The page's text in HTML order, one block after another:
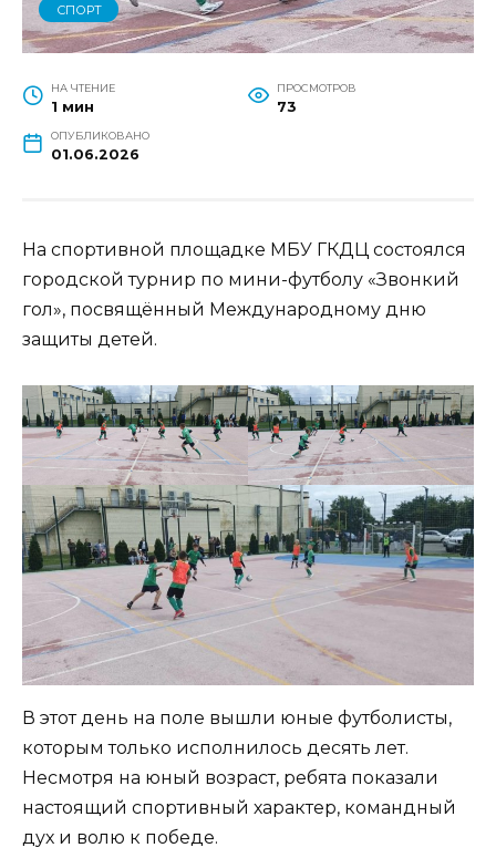
СПОРТ
НА ЧТЕНИЕ
1 мин
ПРОСМОТРОВ
73
ОПУБЛИКОВАНО
01.06.2026
На спортивной площадке МБУ ГКДЦ состоялся
городской турнир по мини-футболу «Звонкий
гол», посвящённый Международному дню
защиты детей.
В этот день на поле вышли юные футболисты,
которым только исполнилось десять лет.
Несмотря на юный возраст, ребята показали
настоящий спортивный характер, командный
дух и волю к победе.